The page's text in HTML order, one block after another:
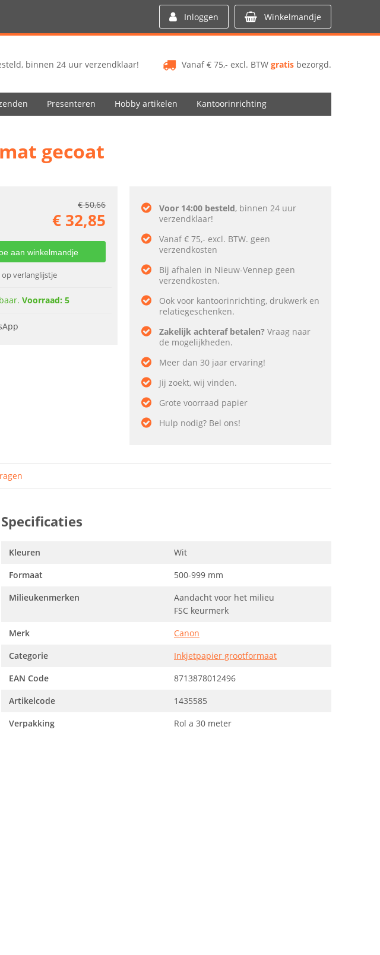
Inloggen Winkelmandje
Vanaf € 75,- excl. BTW gratis bezorgd.
binnen 24 uur verzendklaar!
Presenteren Hobby artikelen Kantoorinrichting
gecoat
€50,66
€ 32,85
aan winkelmandje
op verlanglijstje
Voorraad: 5
Voor 14:00 besteld, binnen 24 uur
verzendklaar!
Vanaf € 75,- excl. BTW. geen
verzendkosten
Bij afhalen in Nieuw-Vennep geen
verzendkosten.
Ook voor kantoorinrichting, drukwerk en
relatiegeschenken.
Zakelijk achteraf betalen? Vraag naar
de mogelijkheden.
Meer dan 30 jaar ervaring!
Jij zoekt, wij vinden.
Grote voorraad papier
Hulp nodig? Bel ons!
Specificaties
Kleuren
Wit
Formaat
500-999 mm
Milieukenmerken
Aandacht voor het milieu
FSC keurmerk
Merk
Canon
Categorie
Inkjetpapier grootformaat
EAN Code
8713878012496
Artikelcode
1435585
Verpakking
Rol a 30 meter